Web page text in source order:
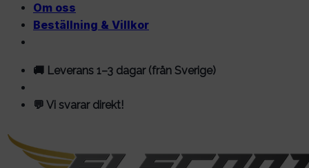
Om oss
Beställning & Villkor
🚚 Leverans 1–3 dagar (från Sverige)
💬 Vi svarar direkt!